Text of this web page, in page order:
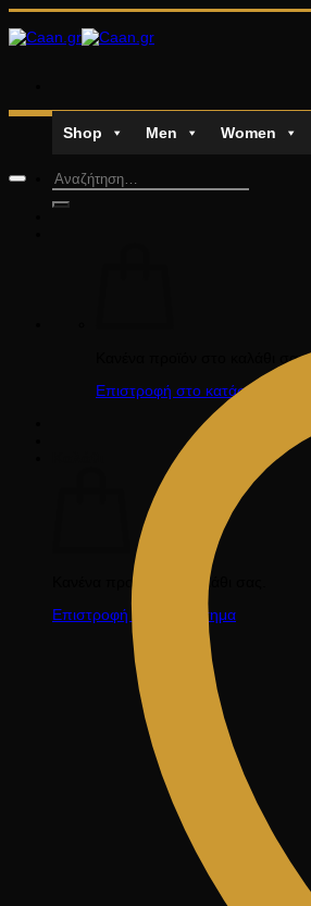
Μετάβαση
στο
περιεχόμενο
Shop Men Women
Αναζήτηση
για:
Κανένα προϊόν στο καλάθι σας.
Επιστροφή στο κατάστημα
Κανένα προϊόν στο καλάθι σας.
Επιστροφή στο κατάστημα